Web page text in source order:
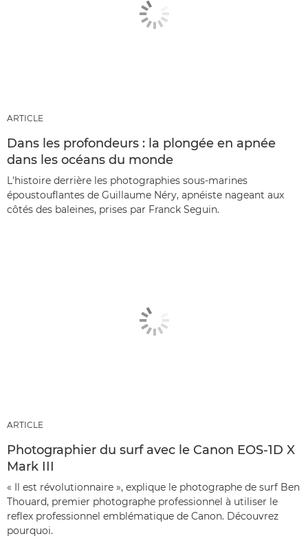
ARTICLE
Dans les profondeurs : la plongée en apnée
dans les océans du monde
L'histoire derrière les photographies sous-marines
époustouflantes de Guillaume Néry, apnéiste nageant aux
côtés des baleines, prises par Franck Seguin.
ARTICLE
Photographier du surf avec le Canon EOS-1D X
Mark III
« Il est révolutionnaire », explique le photographe de surf Ben
Thouard, premier photographe professionnel à utiliser le
reflex professionnel emblématique de Canon. Découvrez
pourquoi.